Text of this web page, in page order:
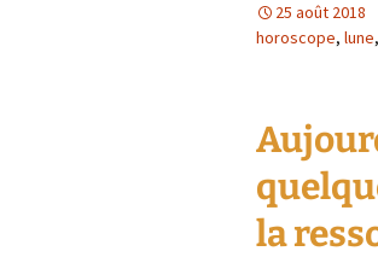
25 août 2018
horoscope, lune,
la